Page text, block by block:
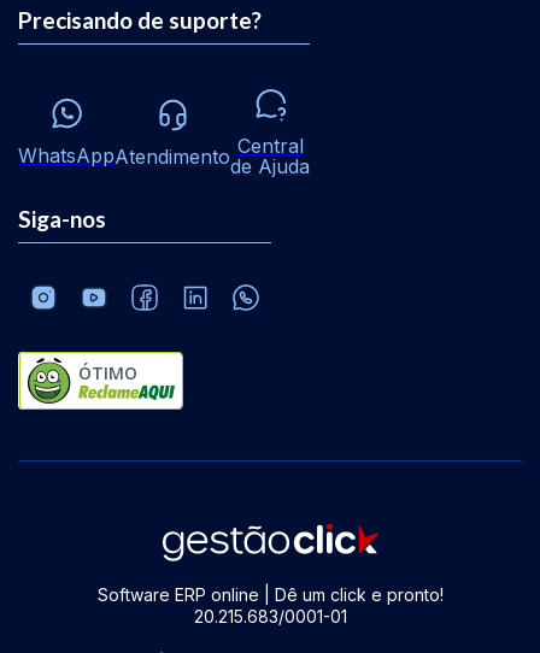
Precisando de suporte?
WhatsAppAtendimento Central
de Ajuda
Siga-nos
ÓTIMO
Software ERP online | Dê um click e pronto!
20.215.683/0001-01